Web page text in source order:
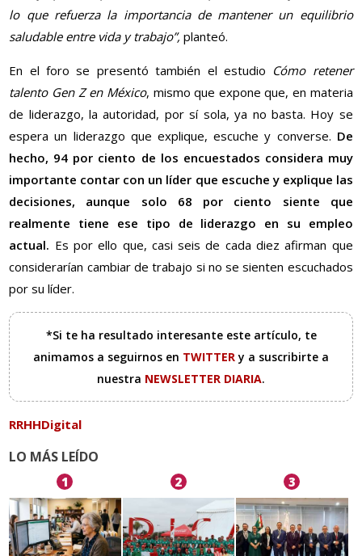
lo que refuerza la importancia de mantener un equilibrio
saludable entre vida y trabajo”, planteó.
En el foro se presentó también el estudio Cómo retener
talento Gen Z en México, mismo que expone que, en materia
de liderazgo, la autoridad, por sí sola, ya no basta. Hoy se
espera un liderazgo que explique, escuche y converse. De
hecho, 94 por ciento de los encuestados considera muy
importante contar con un líder que escuche y explique las
decisiones, aunque solo 68 por ciento siente que
realmente tiene ese tipo de liderazgo en su empleo
actual. Es por ello que, casi seis de cada diez afirman que
considerarían cambiar de trabajo si no se sienten escuchados
por su líder.
*Si te ha resultado interesante este artículo, te
animamos a seguirnos en TWITTERy a suscribirte a
nuestra NEWSLETTER DIARIA.
RRHHDigital
LO MÁS LEÍDO
1 2 3